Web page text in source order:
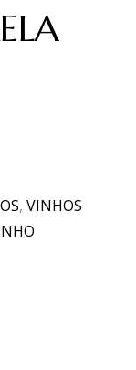
, VINHOS